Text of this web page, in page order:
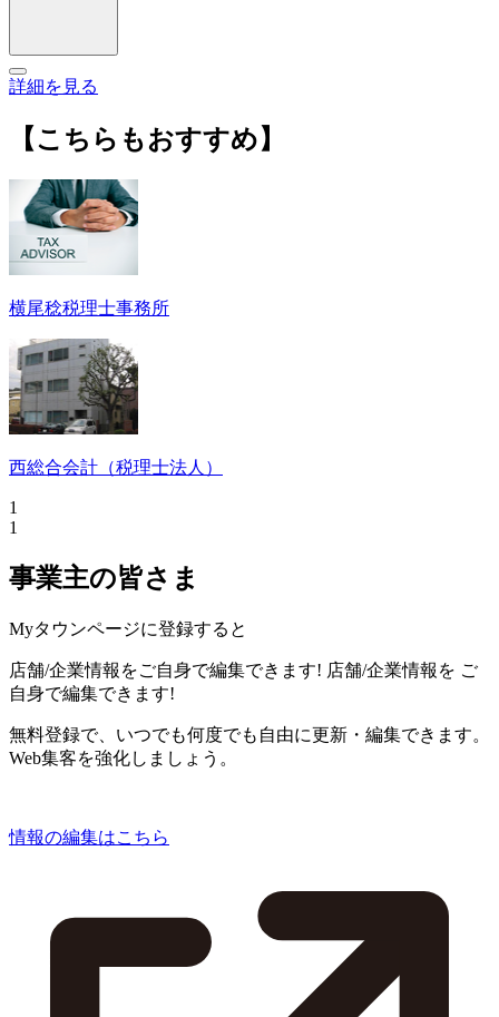
詳細を見る
【こちらもおすすめ】
横尾稔税理士事務所
西総合会計（税理士法人）
1
1
事業主の皆さま
Myタウンページに登録すると
店舗/企業情報をご自身で編集できます! 店舗/企業情報を ご
自身で編集できます!
無料登録で、いつでも何度でも自由に更新・編集できます。
Web集客を強化しましょう。
情報の編集はこちら